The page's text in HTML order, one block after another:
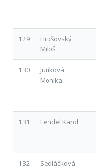
129
Hrošovský
Miloš
130
Juríková
Monika
131 Lendel Karol
132
Sedláčková